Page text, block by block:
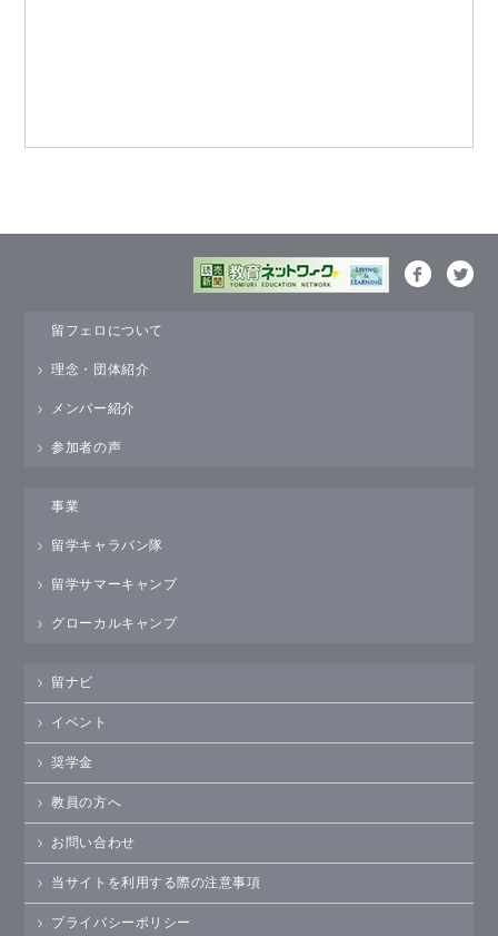
留フェロについて
理念・団体紹介
メンバー紹介
参加者の声
事業
留学キャラバン隊
留学サマーキャンプ
グローカルキャンプ
留ナビ
イベント
奨学金
教員の方へ
お問い合わせ
当サイトを利用する際の注意事項
プライバシーポリシー